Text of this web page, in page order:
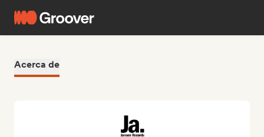
Acerca de